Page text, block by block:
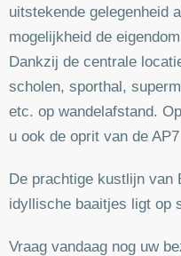
uitstekende gelegenheid
mogelijkheid de
Dankzij de centrale
scholen, sporthal,
etc. op wandelafstand.
u ook de oprit van de
De prachtige kustlijn van
idyllische baaitjes ligt op
Vraag vandaag nog uw